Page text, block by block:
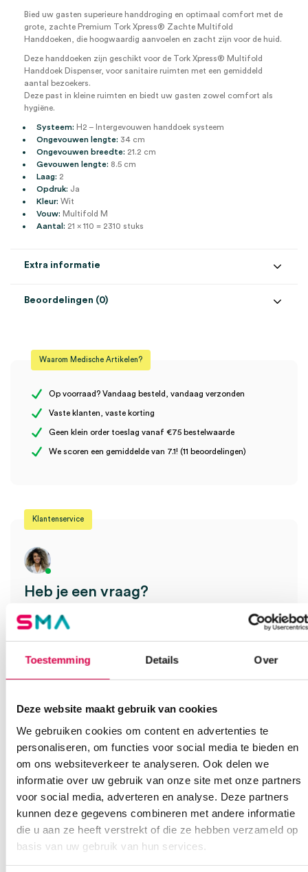
Toestemming Details Over
Deze website maakt gebruik van cookies
We gebruiken cookies om content en advertenties te
personaliseren, om functies voor social media te bieden en
om ons websiteverkeer te analyseren. Ook delen we
informatie over uw gebruik van onze site met onze partners
voor social media, adverteren en analyse. Deze partners
kunnen deze gegevens combineren met andere informatie
die u aan ze heeft verstrekt of die ze hebben verzameld op
basis van uw gebruik van hun services.
Bied uw gasten superieure handdroging en optimaal comfort met de
grote, zachte Premium Tork Xpress® Zachte Multifold
Handdoeken, die hoogwaardig aanvoelen en zacht zijn voor de huid.
Deze handdoeken zijn geschikt voor de Tork Xpress® Multifold
Handdoek Dispenser, voor sanitaire ruimten met een gemiddeld
aantal bezoekers.
Deze past in kleine ruimten en biedt uw gasten zowel comfort als
hygiëne.
Systeem: H2 – Intergevouwen handdoek systeem
Ongevouwen lengte: 34 cm
Ongevouwen breedte: 21.2 cm
Gevouwen lengte: 8.5 cm
Laag: 2
Opdruk: Ja
Kleur: Wit
Vouw: Multifold M
Aantal: 21 x 110 = 2310 stuks
Extra informatie
Kleur wit
Uitvoering
Beoordelingen (0)
Er zijn nog geen beoordelingen.
21.2cm, Soft Multifold, 2 laags, wit (21×110)” te beoordelen
Waarom Medische Artikelen?
Op voorraad? Vandaag besteld, vandaag verzonden
Vaste klanten, vaste korting
Geen klein order toeslag vanaf €75 bestelwaarde
We scoren een gemiddelde van 7.1! (11 beoordelingen)
Klantenservice
Heb je een vraag?
Vind je antwoord snel en makkelijk op onze klantenservice pagina.
Onze klantenservice is bereikbaar van maandag t/m vrijdag van
08:30 tot 17:00
Bel Anca E-mail Anca Contactformulier
Ook interessant